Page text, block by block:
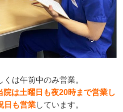
は午前中のみ営業。
院は土曜日も夜20時まで営業し
日も営業しています。